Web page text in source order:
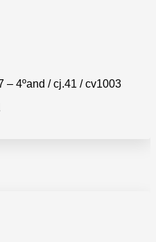
– 4ºand / cj.41 / cv1003